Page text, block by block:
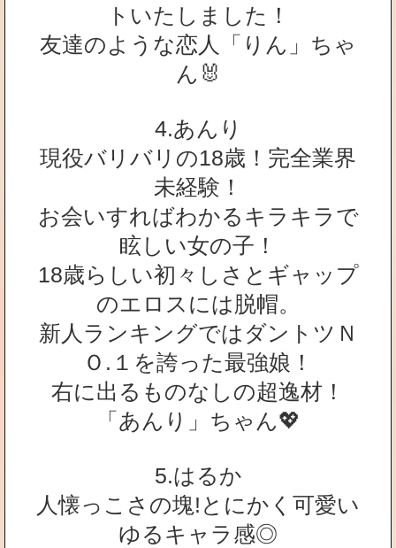
トいたしました！
友達のような恋人「りん」ちゃ
ん🐰
4.あんり
現役バリバリの18歳！完全業界
未経験！
お会いすればわかるキラキラで
眩しい女の子！
18歳らしい初々しさとギャップ
のエロスには脱帽。
新人ランキングではダントツＮ
Ｏ.１を誇った最強娘！
右に出るものなしの超逸材！
「あんり」ちゃん💖
5.はるか
人懐っこさの塊!とにかく可愛い
ゆるキャラ感◎